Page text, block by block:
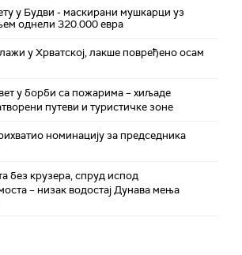
у Будви - маскирани мушкарци уз
однели 320.000 евра
у Хрватској, лакше повређено осам
у борби са пожарима – хиљаде
путеви и туристичке зоне
номинацију за председника
без крузера, спруд испод
– низак водостај Дунава мења